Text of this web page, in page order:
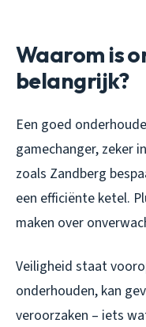
Waarom is
belangrijk?
Een goed
gamechanger, zeker
zoals Zandberg
een efficiënte ketel.
maken over
Veiligheid staat
onderhouden, kan
veroorzaken – iets